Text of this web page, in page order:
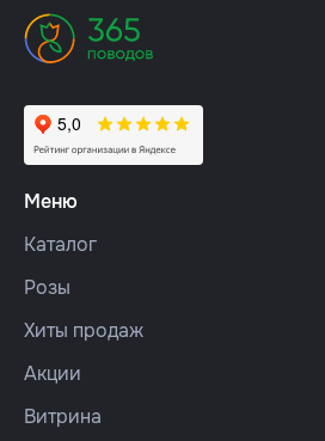
Меню
Каталог
Розы
Хиты продаж
Акции
Витрина